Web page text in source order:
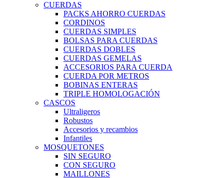
CUERDAS
PACKS AHORRO CUERDAS
CORDINOS
CUERDAS SIMPLES
BOLSAS PARA CUERDAS
CUERDAS DOBLES
CUERDAS GEMELAS
ACCESORIOS PARA CUERDA
CUERDA POR METROS
BOBINAS ENTERAS
TRIPLE HOMOLOGACIÓN
CASCOS
Ultraligeros
Robustos
Accesorios y recambios
Infantiles
MOSQUETONES
SIN SEGURO
CON SEGURO
MAILLONES